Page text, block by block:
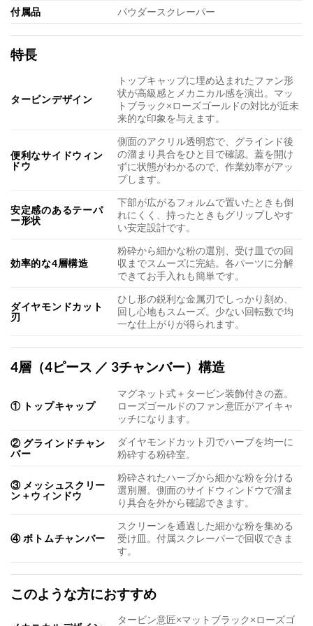
付属品 パウダースクレーパー
特長
タービンデザイン
トップキャップに埋め込まれたファン形
状が高級感とメカニカル感を演出。マッ
トブラック×ローズゴールドの対比が近未
来的な印象を与えます。
便利なサイドウィン
ドウ
側面のアクリル透明窓で、グラインド後
の溜まり具合をひと目で確認。蓋を開け
ずに状態がわかるので、作業効率がアッ
プします。
安定感のあるテーパ
ー形状
下部が広がるフォルムで置いたときも倒
れにくく、持ったときもグリップしやす
い安定設計です。
効率的な4層構造
粉砕から細かな粉の選別、受け皿での回
収までスムーズに完結。各パーツに分解
できてお手入れも簡単です。
ダイヤモンドカット
刃
ひし形の鋭利な金属刃でしっかり刻め、
回し心地もスムーズ。少ない回転数で均
一な仕上がりが得られます。
4層（4ピース ／ 3チャンバー）構造
① トップキャップ
マグネット式＋タービン装飾付きの蓋。
ローズゴールドのファン意匠がアイキャ
ッチになります。
② グラインドチャン
バー
ダイヤモンドカット刃でハーブを均一に
粉砕する粉砕室。
③ メッシュスクリー
ン＋ウィンドウ
粉砕されたハーブから細かな粉を分ける
選別層。側面のサイドウィンドウで溜ま
り具合を外から確認できます。
④ ボトムチャンバー
スクリーンを通過した細かな粉を集める
受け皿。付属スクレーパーで回収できま
す。
このような方におすすめ
タービン意匠×マットブラック×ローズゴ